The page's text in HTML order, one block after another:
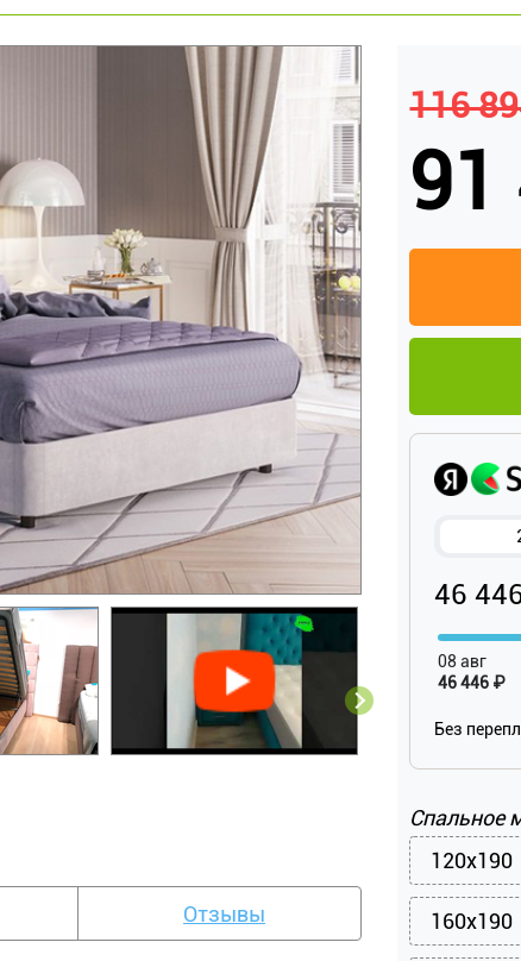
Отзывы
116
91
46
08 авг
46 446 ₽
Без
Спальное
120x190
160x190